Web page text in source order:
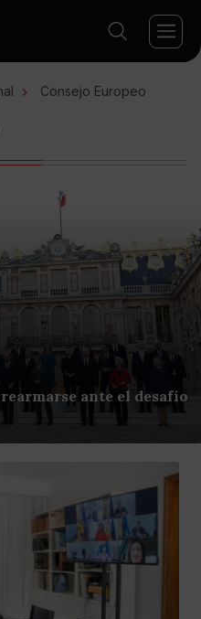
Consejo Europeo
ante el desafío